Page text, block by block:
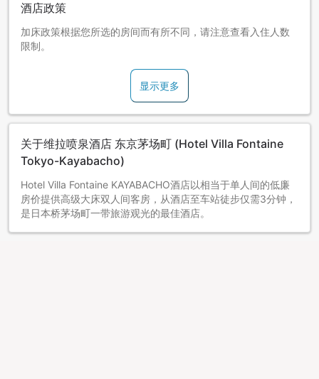
酒店政策
加床政策根据您所选的房间而有所不同，请注意查看入住人数
限制。
显示更多
关于维拉喷泉酒店 东京茅场町 (Hotel Villa Fontaine
Tokyo-Kayabacho)
Hotel Villa Fontaine KAYABACHO酒店以相当于单人间的低廉
房价提供高级大床双人间客房，从酒店至车站徒步仅需3分钟，
是日本桥茅场町一带旅游观光的最佳酒店。